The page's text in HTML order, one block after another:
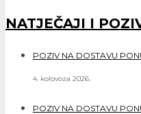
NATJEČAJI I
POZIV NA DOSTAVU
4. kolovoza 2026.
POZIV NA DOSTAVU